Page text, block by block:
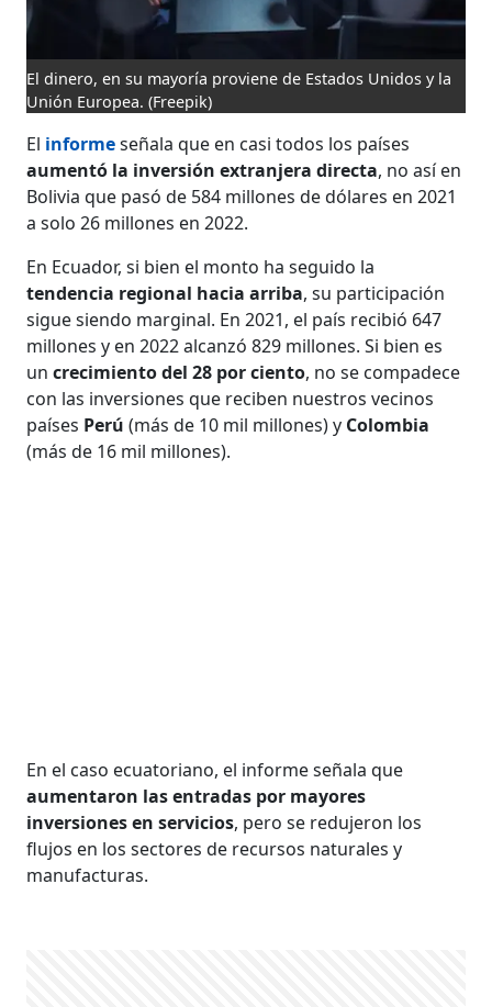
El dinero, en su mayoría proviene de Estados Unidos y la
Unión Europea. (Freepik)
El informeseñala que en casi todos los países
aumentó la inversión extranjera directa, no así en
Bolivia que pasó de 584 millones de dólares en 2021
a solo 26 millones en 2022.
En Ecuador, si bien el monto ha seguido la
tendencia regional hacia arriba, su participación
sigue siendo marginal. En 2021, el país recibió 647
millones y en 2022 alcanzó 829 millones. Si bien es
uncrecimiento del 28 por ciento, no se compadece
con las inversiones que reciben nuestros vecinos
países Perú (más de 10 mil millones) y Colombia
(más de 16 mil millones).
En el caso ecuatoriano, el informe señala que
aumentaron las entradas por mayores
inversiones en servicios, pero se redujeron los
flujos en los sectores de recursos naturales y
manufacturas.